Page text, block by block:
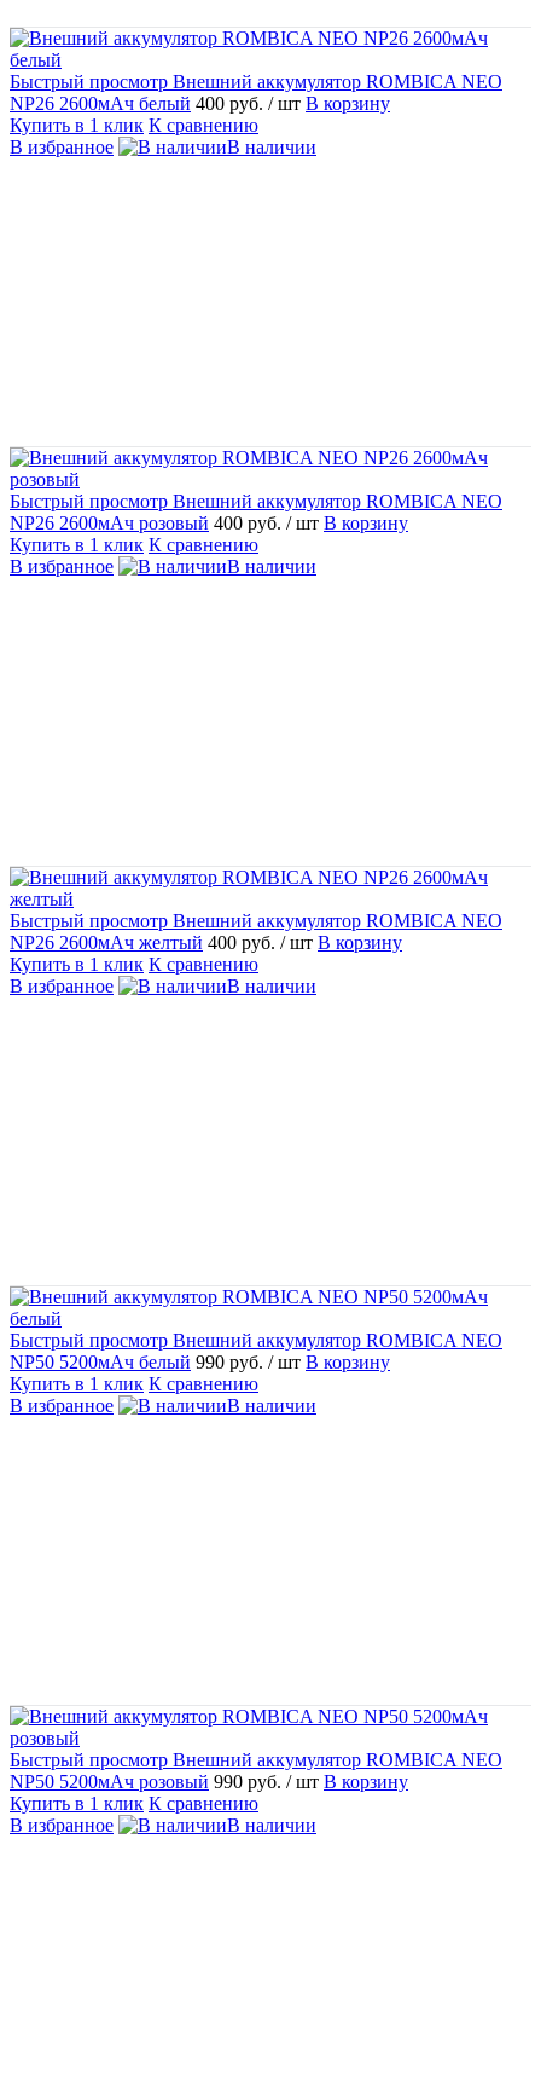
Быстрый просмотр Внешний аккумулятор ROMBICA NEO
NP26 2600мАч белый 400 руб. / шт В корзину
Купить в 1 клик К сравнению
В избранное
В наличии
Быстрый просмотр Внешний аккумулятор ROMBICA NEO
NP26 2600мАч розовый 400 руб. / шт В корзину
Купить в 1 клик К сравнению
В избранное
В наличии
Быстрый просмотр Внешний аккумулятор ROMBICA NEO
NP26 2600мАч желтый 400 руб. / шт В корзину
Купить в 1 клик К сравнению
В избранное
В наличии
Быстрый просмотр Внешний аккумулятор ROMBICA NEO
NP50 5200мАч белый 990 руб. / шт В корзину
Купить в 1 клик К сравнению
В избранное
В наличии
Быстрый просмотр Внешний аккумулятор ROMBICA NEO
NP50 5200мАч розовый 990 руб. / шт В корзину
Купить в 1 клик К сравнению
В избранное
В наличии